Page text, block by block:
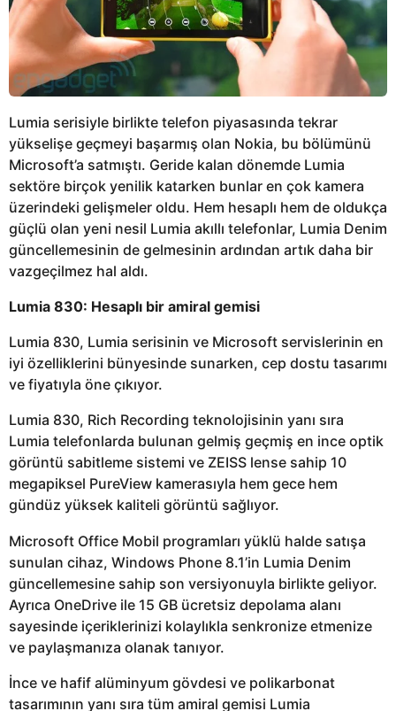
Lumia serisiyle birlikte telefon piyasasında tekrar
yükselişe geçmeyi başarmış olan Nokia, bu bölümünü
Microsoft’a satmıştı. Geride kalan dönemde Lumia
sektöre birçok yenilik katarken bunlar en çok kamera
üzerindeki gelişmeler oldu. Hem hesaplı hem de oldukça
güçlü olan yeni nesil Lumia akıllı telefonlar, Lumia Denim
güncellemesinin de gelmesinin ardından artık daha bir
vazgeçilmez hal aldı.
Lumia 830: Hesaplı bir amiral gemisi
Lumia 830, Lumia serisinin ve Microsoft servislerinin en
iyi özelliklerini bünyesinde sunarken, cep dostu tasarımı
ve fiyatıyla öne çıkıyor.
Lumia 830, Rich Recording teknolojisinin yanı sıra
Lumia telefonlarda bulunan gelmiş geçmiş en ince optik
görüntü sabitleme sistemi ve ZEISS lense sahip 10
megapiksel PureView kamerasıyla hem gece hem
gündüz yüksek kaliteli görüntü sağlıyor.
Microsoft Office Mobil programları yüklü halde satışa
sunulan cihaz, Windows Phone 8.1’in Lumia Denim
güncellemesine sahip son versiyonuyla birlikte geliyor.
Ayrıca OneDrive ile 15 GB ücretsiz depolama alanı
sayesinde içeriklerinizi kolaylıkla senkronize etmenize
ve paylaşmanıza olanak tanıyor.
İnce ve hafif alüminyum gövdesi ve polikarbonat
tasarımının yanı sıra tüm amiral gemisi Lumia